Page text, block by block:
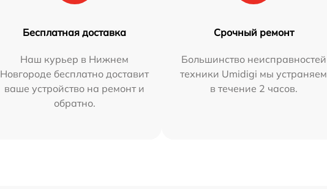
Бесплатная доставка
Наш курьер в Нижнем
Новгороде бесплатно доставит
ваше устройство на ремонт и
обратно.
Срочный ремонт
Большинство неисправностей
техники Umidigi мы устраняем
в течение 2 часов.